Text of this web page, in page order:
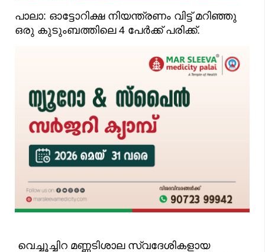
പാലാ: ഓട്ടോറിക്ഷ നിയന്ത്രണം വിട്ട് മറിഞ്ഞു
ഒരു കുടുംബത്തിലെ 4 പേർക്ക് പരിക്ക്.
വെച്ചൂച്ചിറ മണ്ണടിശാല സ്വദേശികളായ